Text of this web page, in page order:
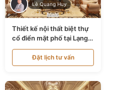
Lê Quang Huy
Thiết kế nội thất biệt thự
cổ điển mặt phố tại Lạng
Sơn NT24534
Đặt lịch tư vấn